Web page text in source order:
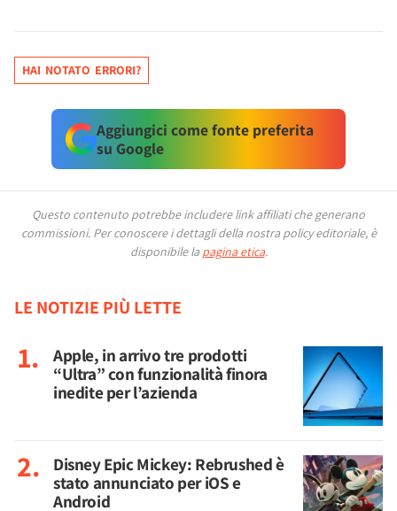
HAI NOTATO ERRORI?
Aggiungici come fonte preferita
su Google
Questo contenuto potrebbe includere link affiliati che generano
commissioni. Per conoscere i dettagli della nostra policy editoriale, è
disponibile la pagina etica.
LE NOTIZIE PIÙ LETTE
Apple, in arrivo tre prodotti
“Ultra” con funzionalità finora
inedite per l’azienda
Disney Epic Mickey: Rebrushed è
stato annunciato per iOS e
Android